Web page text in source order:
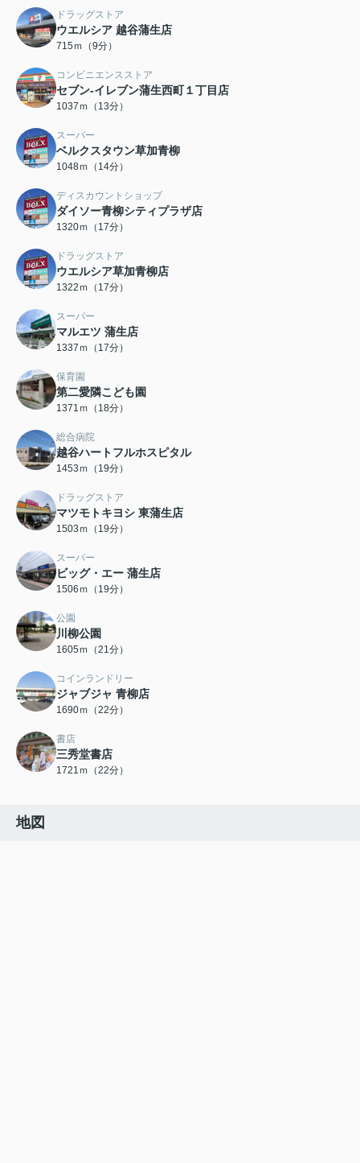
ドラッグストア
ウエルシア 越谷蒲生店
715ｍ（9分）
コンビニエンスストア
セブン-イレブン蒲生西町１丁目店
1037ｍ（13分）
スーパー
ベルクスタウン草加青柳
1048ｍ（14分）
ディスカウントショップ
ダイソー青柳シティプラザ店
1320ｍ（17分）
ドラッグストア
ウエルシア草加青柳店
1322ｍ（17分）
スーパー
マルエツ 蒲生店
1337ｍ（17分）
保育園
第二愛隣こども園
1371ｍ（18分）
総合病院
越谷ハートフルホスピタル
1453ｍ（19分）
ドラッグストア
マツモトキヨシ 東蒲生店
1503ｍ（19分）
スーパー
ビッグ・エー 蒲生店
1506ｍ（19分）
公園
川柳公園
1605ｍ（21分）
コインランドリー
ジャブジャ 青柳店
1690ｍ（22分）
書店
三秀堂書店
1721ｍ（22分）
地図